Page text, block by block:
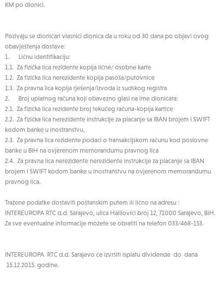
KM po dionici.
Pozivaju se dioničari vlasnici dionica da u roku od 30 dana po objavi ovog
obavještenja dostave:
1. Ličnu identifikaciju:
1.1. Za fizička lica rezidente kopija lične/ osobne karte
1.2. Za fizička lica nerezidente kopija pasoša/putovnice
1.3. Za pravna lica kopija rješenja/izvoda iz sudskog registra
2. Broj uplatnog računa koji obavezno glasi na ime dioničara:
2.1. Za fizička lica rezidente broj tekućeg računa-kopija kartice
2.2. Za fizička lica nerezidente instrukcije za plaćanje sa IBAN brojem i SWIFT
kodom banke u inostranstvu,
2.3. Za pravna lica rezidente podaci o transakcijskom računu kod poslovne
banke u BiH na ovjerenom memorandumu pravnog lica
2.4. Za pravna lica nerezidente nerezidente instrukcije za plaćanje sa IBAN
brojem i SWIFT kodom banke u inostranstvu na ovjerenom memorandumu
pravnog lica.
Tražene podatke dostaviti poštanskim putem ili lično na adresu :
INTEREUROPA RTC d.d. Sarajevo, ulica Halilovići broj 12, 71000 Sarajevo, BiH.
Za sve eventualne informacije možete se obratiti na telefon 033/468-153.
INTEREUROPA RTC d.d. Sarajevo će izvršiti isplatu dividende do dana
15.12.2015. godine.